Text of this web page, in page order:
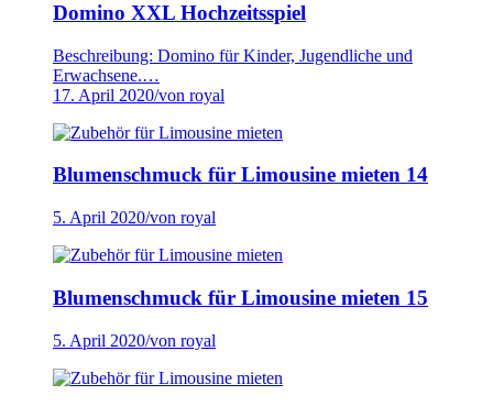
Domino XXL Hochzeitsspiel
Beschreibung: Domino für Kinder, Jugendliche und
Erwachsene.…
17. April 2020/von royal
Blumenschmuck für Limousine mieten 14
5. April 2020/von royal
Blumenschmuck für Limousine mieten 15
5. April 2020/von royal